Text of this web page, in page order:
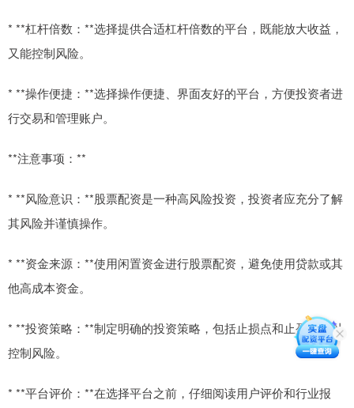
* **杠杆倍数：**选择提供合适杠杆倍数的平台，既能放大收益，
又能控制风险。
* **操作便捷：**选择操作便捷、界面友好的平台，方便投资者进
行交易和管理账户。
**注意事项：**
* **风险意识：**股票配资是一种高风险投资，投资者应充分了解
其风险并谨慎操作。
* **资金来源：**使用闲置资金进行股票配资，避免使用贷款或其
他高成本资金。
* **投资策略：**制定明确的投资策略，包括止损点和止盈点，以
控制风险。
* **平台评价：**在选择平台之前，仔细阅读用户评价和行业报